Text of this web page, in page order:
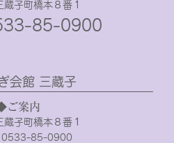
蔵子町橋本８番１
85-0900
会館 三蔵子
ご案内
蔵子町橋本８番１
0533-85-0900